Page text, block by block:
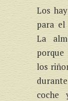
Los
para el
La
los
coche